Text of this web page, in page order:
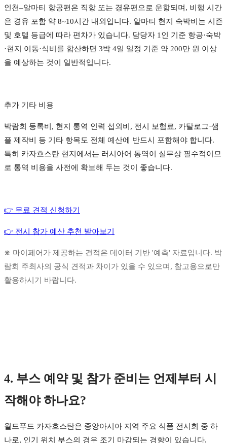
인천–알마티 항공편은 직항 또는 경유편으로 운항되며, 비행 시간
은 경유 포함 약 8~10시간 내외입니다. 알마티 현지 숙박비는 시즌
및 호텔 등급에 따라 편차가 있습니다. 담당자 1인 기준 항공·숙박
·현지 이동·식비를 합산하면 3박 4일 일정 기준 약 200만 원 이상
을 예상하는 것이 일반적입니다.
추가 기타 비용
박람회 등록비, 현지 통역 인력 섭외비, 전시 보험료, 카탈로그·샘
플 제작비 등 기타 항목도 전체 예산에 반드시 포함해야 합니다.
특히 카자흐스탄 현지에서는 러시아어 통역이 실무상 필수적이므
로 통역 비용을 사전에 확보해 두는 것이 좋습니다.
👉 무료 견적 신청하기
👉 전시 참가 예산 추천 받아보기
⋇ 마이페어가 제공하는 견적은 데이터 기반 '예측' 자료입니다. 박
람회 주최사의 공식 견적과 차이가 있을 수 있으며, 참고용으로만
활용하시기 바랍니다.
4. 부스 예약 및 참가 준비는 언제부터 시
작해야 하나요?
월드푸드 카자흐스탄은 중앙아시아 지역 주요 식품 전시회 중 하
나로, 인기 위치 부스의 경우 조기 마감되는 경향이 있습니다.